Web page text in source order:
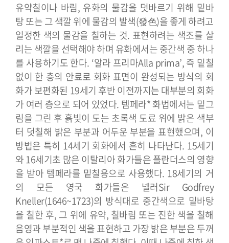
유약칠이나 바림, 유화의 물감을 덧바르기 위해 밑바
탕 또는 그 색깔 위에 물감의 발색(發色)을 좋게 하려고
일정한 색의 물감을 칠하는 것. 표현하려는 색조를 살
리는 색깔을 선택해야 하며 유화에서는 중간색 중 하나
를 사용하기도 한다. ‘알라 프리마Alla prima’, 즉 밑칠
없이 한 층의 안료로 회화 표면이 완성되는 방식의 회
화가 보편화된 19세기 후반 이전까지는 대부분의 회화
가 여러 층으로 되어 있었다. 템페라* 화법에서는 밑그
림을 그린 후 흙빛이 도는 초록색 도료 위에 밝은 색부
터 덧칠해 밝은 부분과 어두운 부분을 표현했으며, 이
방법은 특히 14세기 회화에서 흔히 나타난다. 15세기
와 16세기초 많은 이탈리아 화가들은 플란더스의 영향
을 받아 템페라를 밑칠용으로 사용했다. 18세기의 거
의 모든 영국 화가들은 넬러Sir Godfrey
Kneller(1646~1723)의 방식대로 중간색으로 밑바탕
을 칠한 후, 그 위에 유약, 칠바림 또는 진한 색을 칠해
음영과 부분적인 색을 표현하고 가장 밝은 부분은 두꺼